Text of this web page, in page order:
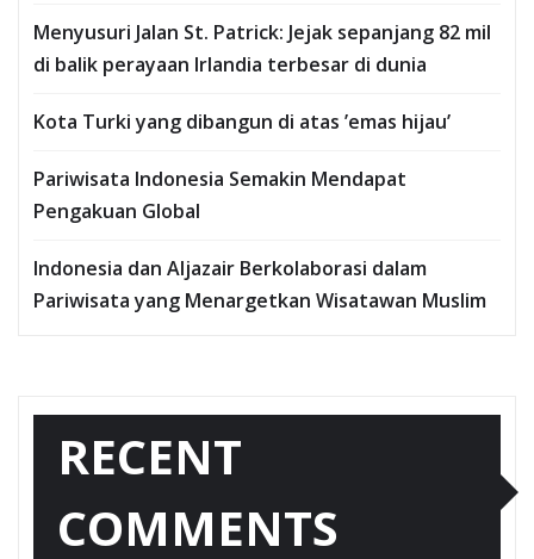
Menyusuri Jalan St. Patrick: Jejak sepanjang 82 mil
di balik perayaan Irlandia terbesar di dunia
Kota Turki yang dibangun di atas ’emas hijau’
Pariwisata Indonesia Semakin Mendapat
Pengakuan Global
Indonesia dan Aljazair Berkolaborasi dalam
Pariwisata yang Menargetkan Wisatawan Muslim
RECENT
COMMENTS